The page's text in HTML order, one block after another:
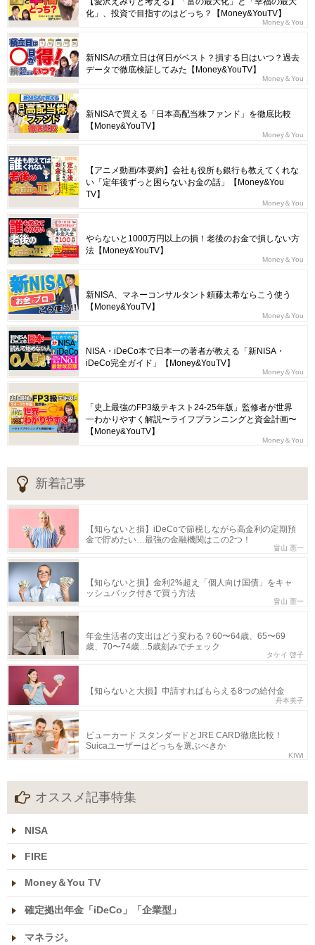
化」、投資で目指すのはどっち？【Money&YouTV】
Money＆You
新NISAの積立日は何日がベスト？損する日はいつ？過去
データで徹底検証してみた【Money&YouTV】
Money＆You
新NISAで買える「日本高配当株ファンド」を徹底比較
【Money&YouTV】
Money＆You
【アニメ動画/本要約】会社も役所も銀行も教えてくれな
い「定年後ずっと困らないお金の話」【Money&You
TV】
Money＆You
やらないと1000万円以上の損！老後のお金で損しない方
法【Money&YouTV】
Money＆You
新NISA、マネーコンサルタント頼藤太希ならこう使う
【Money&YouTV】
Money＆You
NISA・iDeCo本で日本一の著者が教える「新NISA・
iDeCo完全ガイド」【Money&YouTV】
Money＆You
「史上最強のFP3級テキスト24-25年版」監修者が世界
一わかりやすく解説〜ライフプランニングと資金計画〜
【Money&YouTV】
Money＆You
新着記事
【知らないと損】iDeCoで節税しながら高金利の定期預
金で貯めたい…最強の金融機関はこの2つ！
畠山 憲一
【知らないと損】金利2%超え「個人向け国債」をキャ
ッシュバック付きで買う方法
畠山 憲一
年金生活者の支出はどう変わる？60〜64歳、65〜69
歳、70〜74歳…5歳刻みでチェック
タケイ 啓子
【知らないと大損】申請すればもらえる8つの給付金
舟本美子
ビューカード スタンダードとJRE CARD徹底比較！
Suicaユーザーはどっちを選ぶべきか
KIWI
オススメ記事特集
NISA
FIRE
Money＆You TV
確定拠出年金「iDeCo」「企業型」
マネラジ。